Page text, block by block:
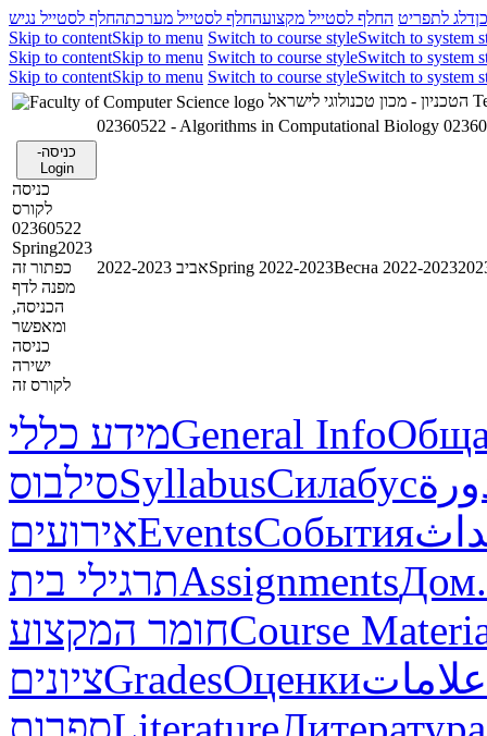
דלג לתפריט החלף לסטייל מקצועהחלף לסטייל מערכתהחלף לסטייל נגיש
Skip to contentSkip to menu Switch to course styleSwitch to system
Skip to contentSkip to menu Switch to course styleSwitch to system
Skip to contentSkip to menu Switch to course styleSwitch to system
02360522 - Algorithms in Computational Biology
כניסה-
Login
כניסה
לקורס
02360522
Spring2023
כפתור זה
מפנה לדף
הכניסה,
ומאפשר
כניסה
ישירה
לקורס זה
אביב 2022-2023Spring 2022-2023Весна 2022-2023
מידע כלליGeneral Info
סילבוסSyllabusСилабус
אירועיםEventsСобытия
תרגילי ביתAssignmentsДом.
חומר המקצועCourse
ציוניםGradesОценкиعلامات